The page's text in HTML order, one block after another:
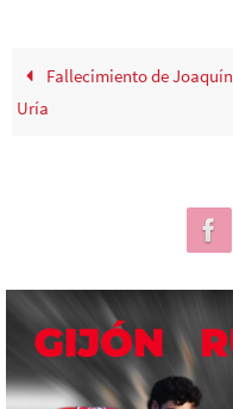
Fallecimiento de Joaquín
Uría